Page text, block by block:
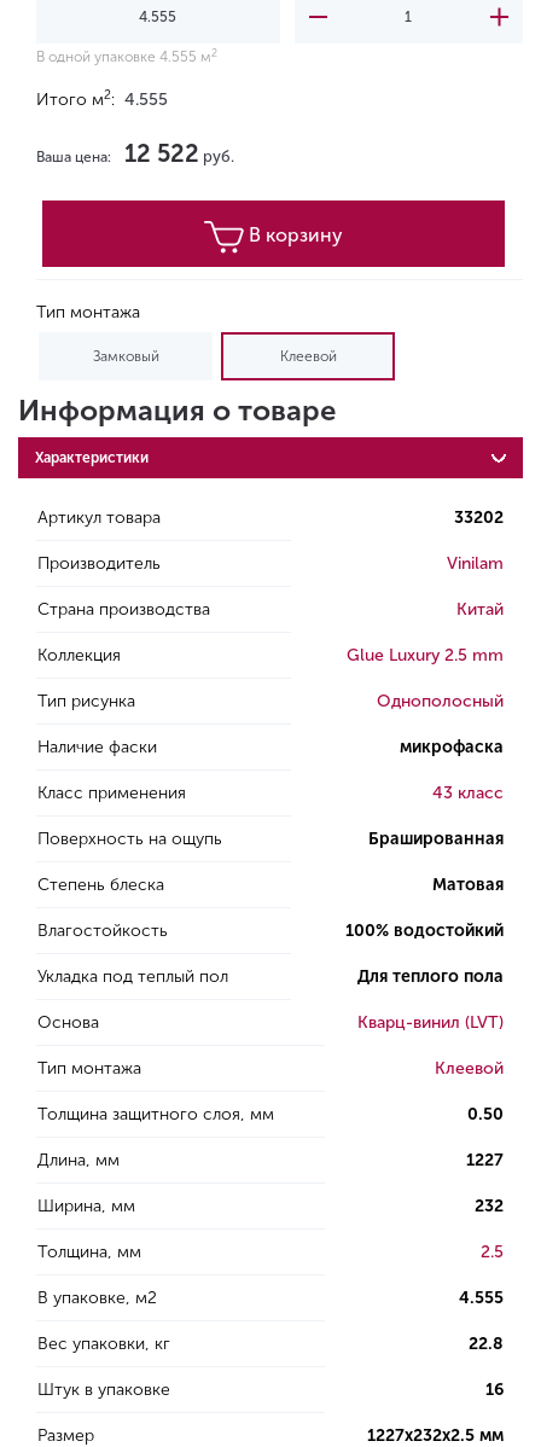
В одной упаковке 4.555 м 2
Итого м2: 4.555
Ваша цена: 12 522 руб.
В корзину
Тип монтажа
Замковый Клеевой
Информация о товаре
Характеристики
Артикул товара 33202
Производитель Vinilam
Страна производства Китай
Коллекция Glue Luxury 2.5 mm
Тип рисунка Однополосный
Наличие фаски микрофаска
Класс применения 43 класс
Поверхность на ощупь Брашированная
Степень блеска Матовая
Влагостойкость 100% водостойкий
Укладка под теплый пол Для теплого пола
Основа Кварц-винил (LVT)
Тип монтажа Клеевой
Толщина защитного слоя, мм 0.50
Длина, мм 1227
Ширина, мм 232
Толщина, мм 2.5
В упаковке, м2 4.555
Вес упаковки, кг 22.8
Штук в упаковке 16
Размер 1227х232х2.5 мм